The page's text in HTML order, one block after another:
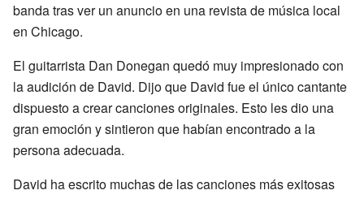
banda tras ver un anuncio en una revista de música local
en Chicago.
El guitarrista Dan Donegan quedó muy impresionado con
la audición de David. Dijo que David fue el único cantante
dispuesto a crear canciones originales. Esto les dio una
gran emoción y sintieron que habían encontrado a la
persona adecuada.
David ha escrito muchas de las canciones más exitosas